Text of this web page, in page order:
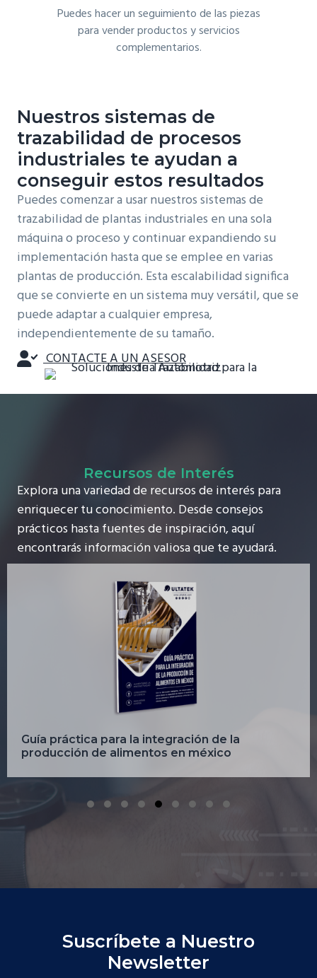
Puedes hacer un seguimiento de las piezas
para vender productos y servicios
complementarios.
Nuestros sistemas de
trazabilidad de procesos
industriales te ayudan a
conseguir estos resultados
Puedes comenzar a usar nuestros sistemas de
trazabilidad de plantas industriales en una sola
máquina o proceso y continuar expandiendo su
implementación hasta que se emplee en varias
plantas de producción. Esta escalabilidad significa
que se convierte en un sistema muy versátil, que se
puede adaptar a cualquier empresa,
independientemente de su tamaño.
CONTACTE A UN ASESOR
Recursos de Interés
Explora una variedad de recursos de interés para
enriquecer tu conocimiento. Desde consejos
prácticos hasta fuentes de inspiración, aquí
encontrarás información valiosa que te ayudará.
Guía práctica para la integración de la
producción de alimentos en méxico
Suscríbete a Nuestro
Newsletter